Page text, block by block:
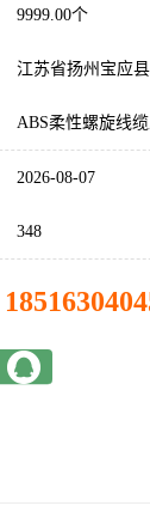
9999.00个
江苏省扬州宝应县
ABS柔性螺旋线
2026-08-07
348